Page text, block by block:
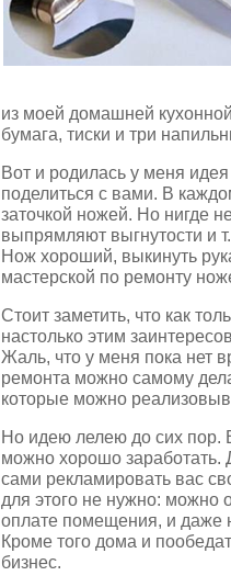
из моей домашней
бумага, тиски и три
Вот и родилась у меня
поделиться с вами. В
заточкой ножей. Но нигде
выпрямляют выгнутости и
Нож хороший, выкинуть
мастерской по ремонту
Стоит заметить, что как
настолько этим
Жаль, что у меня пока нет
ремонта можно самому
которые можно
Но идею лелею до сих пор.
можно хорошо заработать.
сами рекламировать вас
для этого не нужно: можно
оплате помещения, и даже
Кроме того дома и
бизнес.